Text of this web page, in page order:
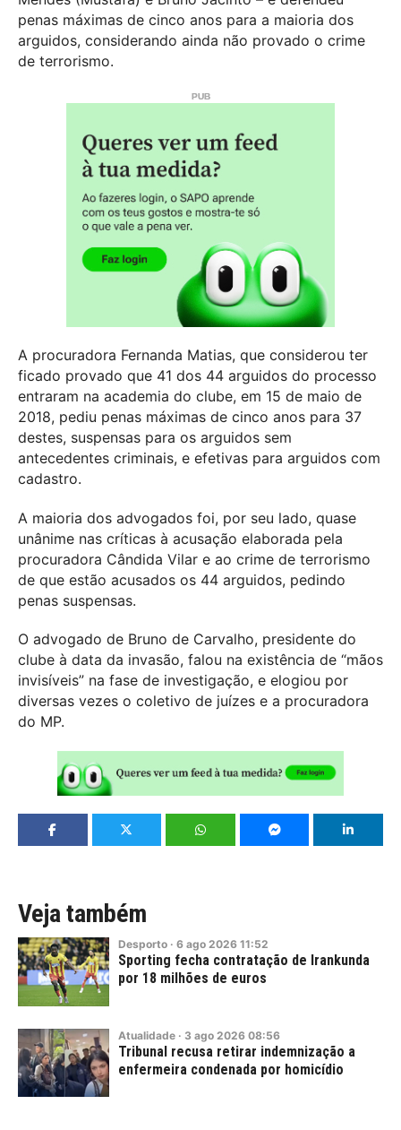
penas máximas de cinco anos para a maioria dos
arguidos, considerando ainda não provado o crime
de terrorismo.
A procuradora Fernanda Matias, que considerou ter
ficado provado que 41 dos 44 arguidos do processo
entraram na academia do clube, em 15 de maio de
2018, pediu penas máximas de cinco anos para 37
destes, suspensas para os arguidos sem
antecedentes criminais, e efetivas para arguidos com
cadastro.
A maioria dos advogados foi, por seu lado, quase
unânime nas críticas à acusação elaborada pela
procuradora Cândida Vilar e ao crime de terrorismo
de que estão acusados os 44 arguidos, pedindo
penas suspensas.
O advogado de Bruno de Carvalho, presidente do
clube à data da invasão, falou na existência de “mãos
invisíveis” na fase de investigação, e elogiou por
diversas vezes o coletivo de juízes e a procuradora
do MP.
Veja também
Desporto · 6 ago 2026 11:52
Sporting fecha contratação de Irankunda
por 18 milhões de euros
Atualidade · 3 ago 2026 08:56
Tribunal recusa retirar indemnização a
enfermeira condenada por homicídio